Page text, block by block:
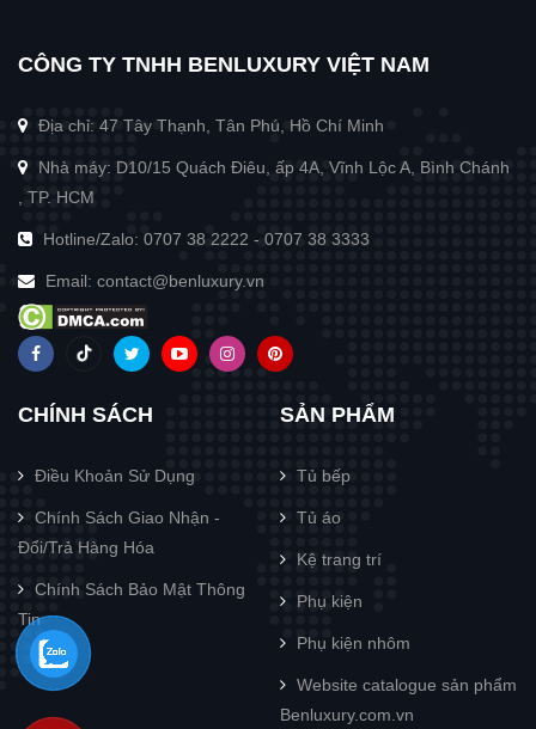
CÔNG TY TNHH BENLUXURY VIỆT NAM
Địa chỉ: 47 Tây Thạnh, Tân Phú, Hồ Chí Minh
Nhà máy: D10/15 Quách Điêu, ấp 4A, Vĩnh Lộc A, Bình Chánh
, TP. HCM
Hotline/Zalo: 0707 38 2222 - 0707 38 3333
Email: contact@benluxury.vn
CHÍNH SÁCH
Điều Khoản Sử Dụng
Chính Sách Giao Nhận -
Đổi/Trả Hàng Hóa
Chính Sách Bảo Mật Thông
Tin
SẢN PHẨM
Tủ bếp
Tủ áo
Kệ trang trí
Phụ kiện
Phụ kiện nhôm
Website catalogue sản phẩm
Benluxury.com.vn